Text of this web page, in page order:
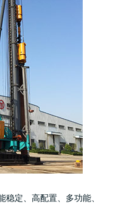
定、高配置、多功能、